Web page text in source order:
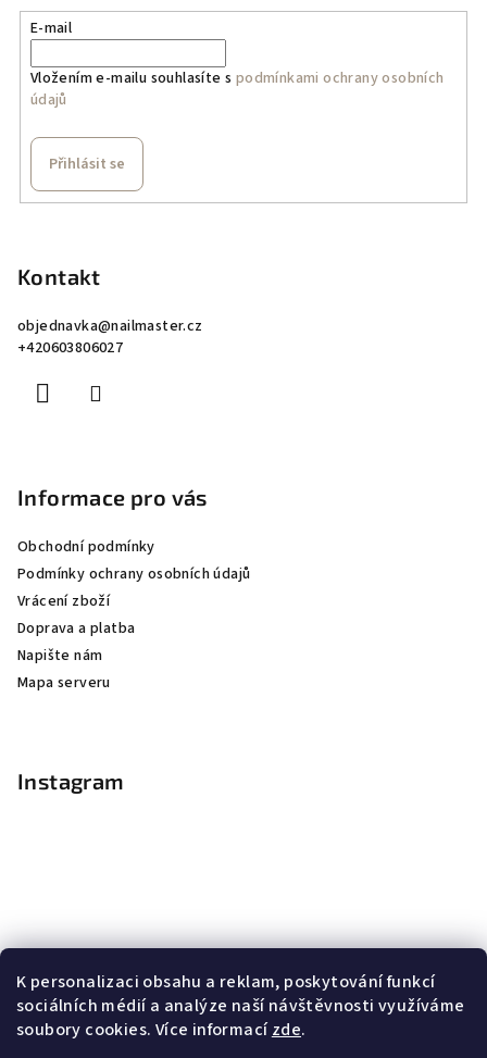
K personalizaci obsahu a reklam, poskytování funkcí
sociálních médií a analýze naší návštěvnosti využíváme
soubory cookies. Více informacízde.
E-mail
Vložením e-mailu souhlasíte s podmínkami ochrany osobních
údajů
Přihlásit se
Kontakt
objednavka@nailmaster.cz
+420603806027
Informace pro vás
Obchodní podmínky
Podmínky ochrany osobních údajů
Vrácení zboží
Doprava a platba
Napište nám
Mapa serveru
Instagram